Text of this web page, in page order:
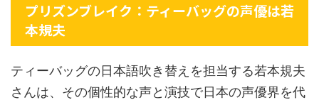
プリズンブレイク：ティーバッグの声優は若
本規夫
ティーバッグの日本語吹き替えを担当する若本規夫
さんは、その個性的な声と演技で日本の声優界を代